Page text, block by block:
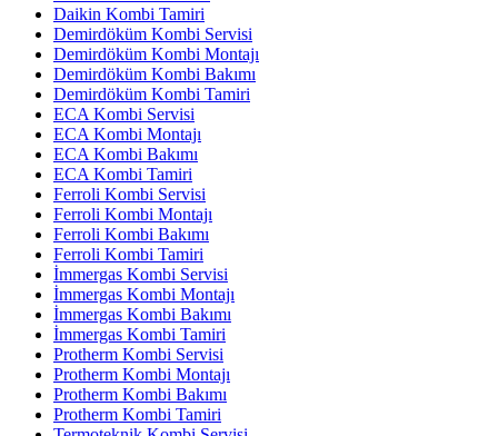
Daikin Kombi Tamiri
Demirdöküm Kombi Servisi
Demirdöküm Kombi Montajı
Demirdöküm Kombi Bakımı
Demirdöküm Kombi Tamiri
ECA Kombi Servisi
ECA Kombi Montajı
ECA Kombi Bakımı
ECA Kombi Tamiri
Ferroli Kombi Servisi
Ferroli Kombi Montajı
Ferroli Kombi Bakımı
Ferroli Kombi Tamiri
İmmergas Kombi Servisi
İmmergas Kombi Montajı
İmmergas Kombi Bakımı
İmmergas Kombi Tamiri
Protherm Kombi Servisi
Protherm Kombi Montajı
Protherm Kombi Bakımı
Protherm Kombi Tamiri